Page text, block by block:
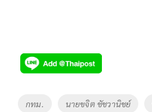
Tags
กทม. นายขจิต ชัชวานิชย์